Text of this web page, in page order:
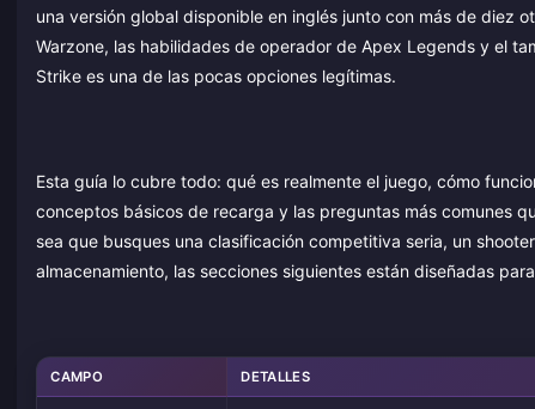
una versión global disponible en inglés junto con más de diez
Warzone, las habilidades de operador de Apex Legends y el
Strike es una de las pocas opciones legítimas.
Esta guía lo cubre todo: qué es realmente el juego, cómo
conceptos básicos de recarga y las preguntas más comunes
sea que busques una clasificación competitiva seria, un
almacenamiento, las secciones siguientes están diseñadas
CAMPO DETALLES